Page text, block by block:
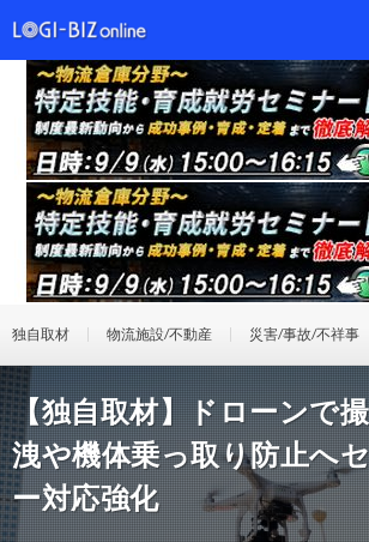
独自取材 物流施設/不動産 災害/事故/不祥事
【独自取材】ドローンで
洩や機体乗っ取り防止へ
ー対応強化